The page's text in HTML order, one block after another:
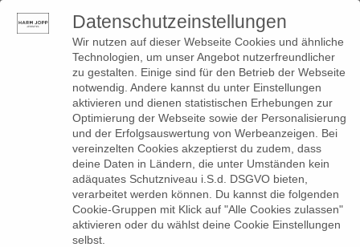
Toggle
Produkte
verschlagwortet mit
„Overalls“
Datenschutzeinstellungen
Wir nutzen auf dieser Webseite Cookies und ähnliche
Technologien, um unser Angebot nutzerfreundlicher
zu gestalten. Einige sind für den Betrieb der Webseite
notwendig. Andere kannst du unter Einstellungen
aktivieren und dienen statistischen Erhebungen zur
Optimierung der Webseite sowie der Personalisierung
und der Erfolgsauswertung von Werbeanzeigen. Bei
vereinzelten Cookies akzeptierst du zudem, dass
deine Daten in Ländern, die unter Umständen kein
adäquates Schutzniveau i.S.d. DSGVO bieten,
verarbeitet werden können. Du kannst die folgenden
Cookie-Gruppen mit Klick auf "Alle Cookies zulassen"
aktivieren oder du wählst deine Cookie Einstellungen
selbst.